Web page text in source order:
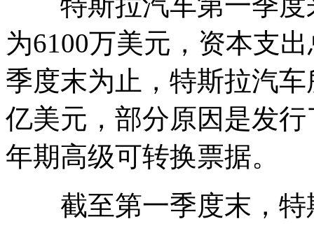
为6100万美元，资本支
季度末为止，特斯拉汽
亿美元，部分原因是发
年期高级可转换票据。
截至第一季度末，特